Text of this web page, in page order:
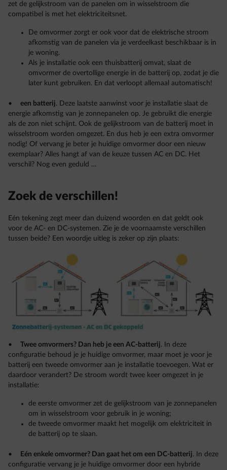
zet de gelijkstroom van de panelen om in wisselstroom die
compatibel is met het elektriciteitsnet.
De omvormer zorgt er ook voor dat de elektrische stroom
afkomstig van de panelen via je verdeelkast beschikbaar is in
je woning.
Als je installatie ook een thuisbatterij omvat, slaat de
omvormer de overtollige energie in de batterij op, zodat je die
later kunt gebruiken. En dat verloopt allemaal automatisch!
• een batterij. Deze laatste aanwinst voor je installatie slaat de
energie afkomstig van je zonnepanelen op. Je gebruikt die energie
als de zon niet schijnt. Ook de gelijkstroom van de batterij moet in
wisselstroom worden omgezet. En dus heb je een extra omvormer
nodig! Of vervang je beter je huidige omvormer door een nieuw
exemplaar? Alles hangt af van de keuze tussen AC en DC. Het
verschil? Nog even geduld …
Zoek de verschillen!
Eén tekening zegt meer dan duizend woorden en dat geldt ook
voor de AC- en DC-systemen. Zie je de voornaamste verschillen
tussen beide? Een woordje uitleg is zeker op zijn plaats:
• Twee omvormers? Dan heb je een AC-batterij. In deze
configuratie behoud je je huidige omvormer, maar moet je voor je
batterij een tweede omvormer aan je installatie toevoegen. Wat er
daardoor verandert? De stroom wordt twee keer omgezet in je
installatie:
de eerste omvormer zet de gelijkstroom van je zonnepanelen
om in wisselstroom voor gebruik in je woning;
de tweede omvormer maakt het mogelijk om elektriciteit in
de batterij op te slaan.
• Eén enkele omvormer? Dan gaat het om een DC-batterij. In deze
configuratie vervang je je huidige omvormer door een hybride